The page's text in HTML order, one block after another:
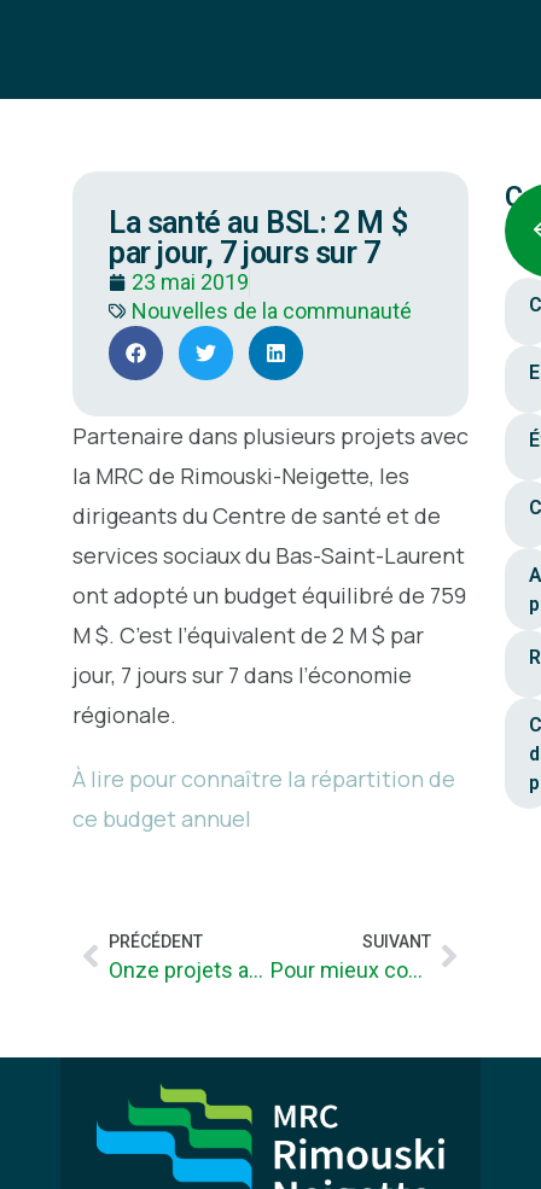
La santé au BSL: 2 M $
par jour, 7 jours sur 7
23 mai 2019
Nouvelles de la communauté
Partenaire dans plusieurs projets avec
la MRC de Rimouski-Neigette, les
dirigeants du Centre de santé et de
services sociaux du Bas-Saint-Laurent
ont adopté un budget équilibré de 759
M $. C’est l’équivalent de 2 M $ par
jour, 7 jours sur 7 dans l’économie
régionale.
À lire pour connaître la répartition de
ce budget annuel
PRÉCÉDENT
Onze projets acceptés pour le développement rural
SUIVANT
Pour mieux coordonner l’immigration à Rimouski